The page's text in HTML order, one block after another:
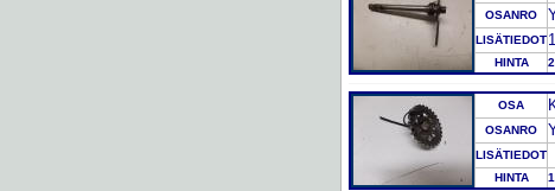
OSANRO
LISÄTIEDOT
HINTA
OSA
OSANRO
LISÄTIEDOT
HINTA